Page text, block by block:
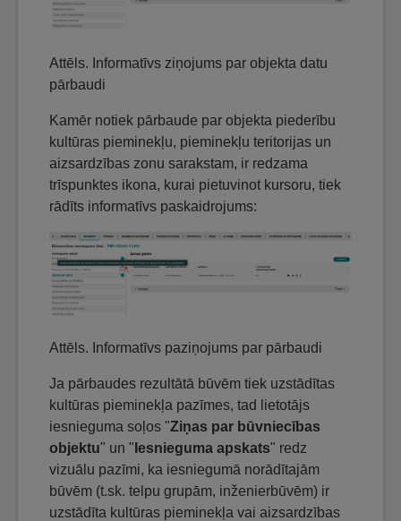
Attēls. Informatīvs ziņojums par objekta datu
pārbaudi
Kamēr notiek pārbaude par objekta piederību
kultūras pieminekļu, pieminekļu teritorijas un
aizsardzības zonu sarakstam, ir redzama
trīspunktes ikona, kurai pietuvinot kursoru, tiek
rādīts informatīvs paskaidrojums:
Attēls. Informatīvs paziņojums par pārbaudi
Ja pārbaudes rezultātā būvēm tiek uzstādītas
kultūras pieminekļa pazīmes, tad lietotājs
iesnieguma soļos "Ziņas par būvniecības
objektu" un " Iesnieguma apskats" redz
vizuālu pazīmi, ka iesniegumā norādītajām
būvēm (t.sk. telpu grupām, inženierbūvēm) ir
uzstādīta kultūras pieminekļa vai aizsardzības